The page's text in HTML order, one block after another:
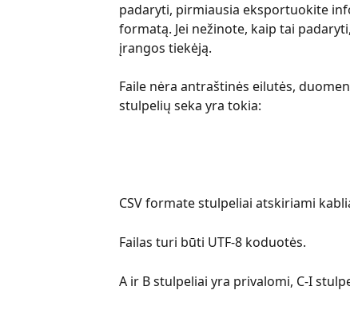
padaryti, pirmiausia eksportuokite
formatą. Jei nežinote, kaip tai
įrangos tiekėją.
Faile nėra antraštinės eilutės,
stulpelių seka yra tokia:
CSV formate stulpeliai atskiriami
Failas turi būti UTF-8 koduotės.
A ir B stulpeliai yra privalomi, C-I